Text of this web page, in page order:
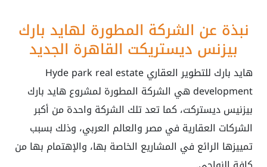
نبذة عن الشركة المطورة لهايد بارك
بيزنس ديستريكت القاهرة الجديد
هايد بارك للتطوير العقاري Hyde park real estate
development هي الشركة المطورة لمشروع هايد بارك
بيزنيس ديستركت، كما تعد تلك الشركة واحدة من أكبر
الشركات العقارية في مصر والعالم العربي، وذلك بسبب
تمييزها الرائع في المشاريع الخاصة بها، والإهتمام بها من